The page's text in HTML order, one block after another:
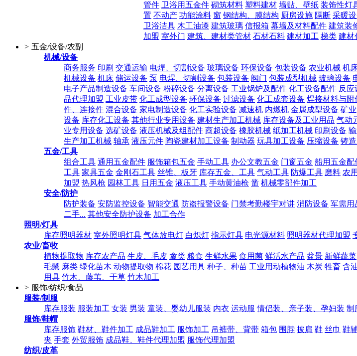
管件 卫浴用五金件 砌筑材料 塑料建材 墙贴、壁纸 装饰性灯
置 不动产 功能涂料 窗 钢结构、膜结构 厨房设施 隔断 采暖
卫浴洁具 木工油漆 建筑玻璃 信报箱 幕墙及材料配件 建筑装
加盟 室外门 建筑、建材类管材 石材石料 建材加工 梯类 建材
> 五金/设备/农副
机械/设备
商务服务 印刷 交通运输 电焊、切割设备 玻璃设备 环保设备 包装设备 农业机械 机
机械设备 机床 储运设备 泵 电焊、切割设备 包装设备 阀门 包装成型机械 玻璃设备
电子产品制造设备 车间设备 粉碎设备 分离设备 工业锅炉及配件 化工设备配件 反应
品代理加盟 工业皮带 化工成型设备 环保设备 过滤设备 化工成套设备 焊接材料与附
件、连接件 混合设备 家电制造设备 化工实验设备 减速机 内燃机 金属成型设备 矿
设备 库存化工设备 其他行业专用设备 建材生产加工机械 库存设备及工业用品 气动
业专用设备 选矿设备 液压机械及组配件 商超设备 橡胶机械 纸加工机械 印刷设备
生产加工机械 轴承 液压元件 陶瓷建材加工设备 制动器 玩具加工设备 压缩设备 铸
五金/工具
组合工具 通用五金配件 服饰箱包五金 手动工具 办公文教五金 门窗五金 船用五金配
工具 家具五金 金刚石工具 丝锥、板牙 库存五金、工具 气动工具 防爆工具 磨料 农
加盟 热风枪 园林工具 日用五金 液压工具 手动黄油枪 凿 机械零部件加工
安全/防护
防护装备 安防监控设备 智能交通 防盗报警设备 门禁考勤楼宇对讲 消防设备 军需用
二手... 其他安全防护设备 加工合作
照明/灯具
库存照明器材 室外照明灯具 气体放电灯 白炽灯 指示灯具 电光源材料 照明器材代理加盟
农业/畜牧
植物提取物 库存农产品 生皮、毛皮 禽类 粮食 生鲜水果 食用菌 鲜活水产品 盆景 新鲜蔬菜
毛鬃 麻类 绿化苗木 动物提取物 棉花 园艺用具 种子、种苗 工业用动植物油 木炭 牲畜 含
用具 竹木、藤苇、干草 竹木加工
> 服饰/纺织/食品
服装/制服
库存服装 服装加工 女装 男装 童装、婴幼儿服装 内衣 运动服 情侣装、亲子装、孕妇装 制
服饰/鞋帽
库存服饰 鞋材、鞋件加工 成品鞋加工 服饰加工 吊裤带、背带 箱包 围脖 披肩 鞋 丝巾 鞋
夹 手套 外贸服饰 成品鞋、鞋件代理加盟 服饰代理加盟
纺织/皮革